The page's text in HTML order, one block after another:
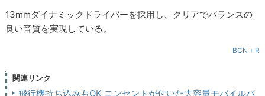
13mmダイナミックドライバーを採用し、クリアでバランスの
良い音質を実現している。
BCN＋R
関連リンク
飛行機持ち込みもOK コンセントが付いた大容量モバイルバ